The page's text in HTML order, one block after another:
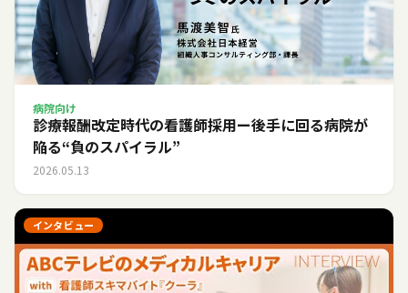
病院向け
診療報酬改定時代の看護師採用ー後手に回る病院が
陥る“負のスパイラル”
2026.05.13
インタビュー